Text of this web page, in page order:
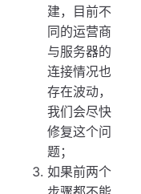
建，目前不
同的运营商
与服务器的
连接情况也
存在波动，
我们会尽快
修复这个问
题；
如果前两个